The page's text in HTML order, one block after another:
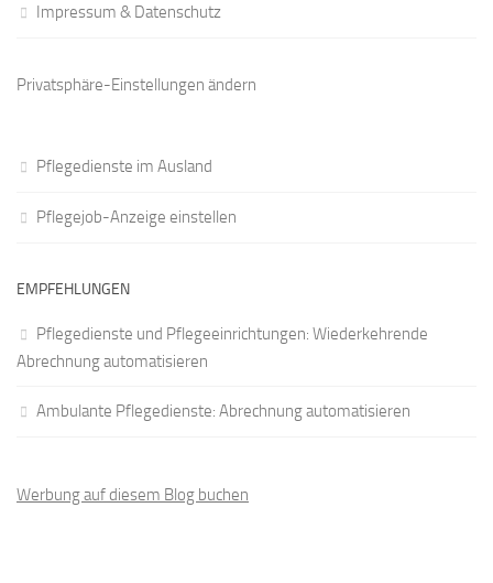
Impressum & Datenschutz
Privatsphäre-Einstellungen ändern
Pflegedienste im Ausland
Pflegejob-Anzeige einstellen
EMPFEHLUNGEN
Pflegedienste und Pflegeeinrichtungen: Wiederkehrende
Abrechnung automatisieren
Ambulante Pflegedienste: Abrechnung automatisieren
Werbung auf diesem Blog buchen